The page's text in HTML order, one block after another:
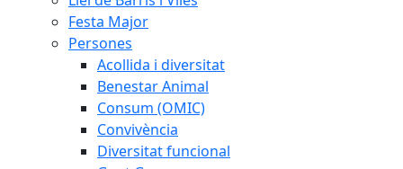
Festa Major
Persones
Acollida i diversitat
Benestar Animal
Consum (OMIC)
Convivència
Diversitat funcional